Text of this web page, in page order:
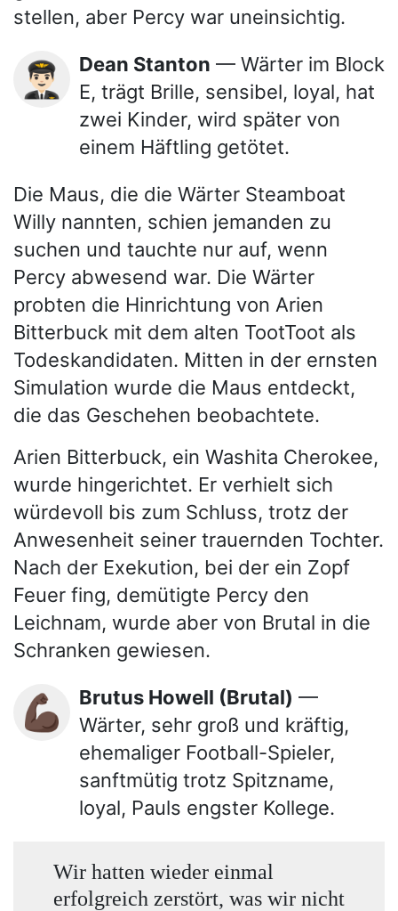
stellen, aber Percy war uneinsichtig.
👨🏻‍✈️ Dean Stanton — Wärter im Block
E, trägt Brille, sensibel, loyal, hat
zwei Kinder, wird später von
einem Häftling getötet.
Die Maus, die die Wärter Steamboat
Willy nannten, schien jemanden zu
suchen und tauchte nur auf, wenn
Percy abwesend war. Die Wärter
probten die Hinrichtung von Arien
Bitterbuck mit dem alten TootToot als
Todeskandidaten. Mitten in der ernsten
Simulation wurde die Maus entdeckt,
die das Geschehen beobachtete.
Arien Bitterbuck, ein Washita Cherokee,
wurde hingerichtet. Er verhielt sich
würdevoll bis zum Schluss, trotz der
Anwesenheit seiner trauernden Tochter.
Nach der Exekution, bei der ein Zopf
Feuer fing, demütigte Percy den
Leichnam, wurde aber von Brutal in die
Schranken gewiesen.
💪🏿 Brutus Howell (Brutal) —
Wärter, sehr groß und kräftig,
ehemaliger Football-Spieler,
sanftmütig trotz Spitzname,
loyal, Pauls engster Kollege.
Wir hatten wieder einmal
erfolgreich zerstört, was wir nicht